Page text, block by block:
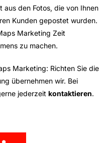
aus den Fotos, die von Ihnen
Kunden gepostet wurden.
Marketing Zeit
zu machen.
Marketing: Richten Sie die
übernehmen wir. Bei
jederzeit kontaktieren.